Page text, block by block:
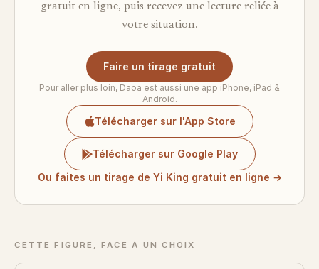
gratuit en ligne, puis recevez une lecture reliée à
votre situation.
Faire un tirage gratuit
Pour aller plus loin, Daoa est aussi une app iPhone, iPad &
Android.
Télécharger sur l'App Store
Télécharger sur Google Play
Ou faites un tirage de Yi King gratuit en ligne →
CETTE FIGURE, FACE À UN CHOIX